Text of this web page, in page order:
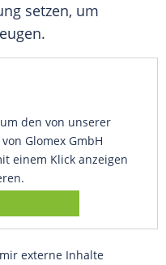
setzen, um
den von unserer
Glomex GmbH
einem Klick anzeigen
externe Inhalte